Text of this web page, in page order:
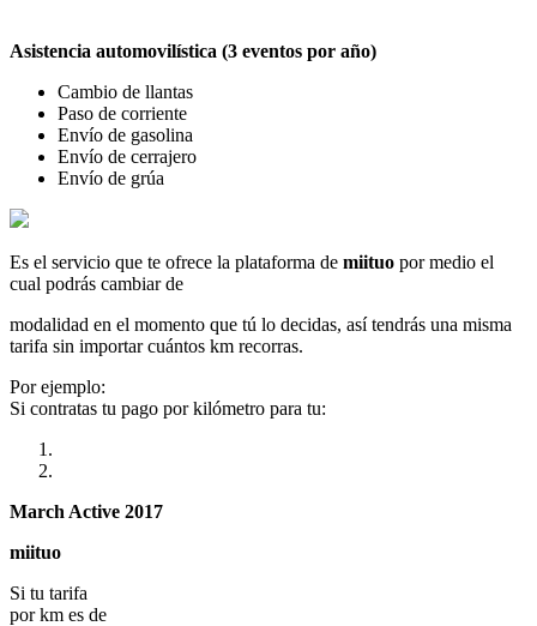
Asistencia automovilística (3 eventos por año)
Cambio de llantas
Paso de corriente
Envío de gasolina
Envío de cerrajero
Envío de grúa
Es el servicio que te ofrece la plataforma de miituo por medio el
cual podrás cambiar de
modalidad en el momento que tú lo decidas, así tendrás una misma
tarifa sin importar cuántos km recorras.
Por ejemplo:
Si contratas tu pago por kilómetro para tu:
March Active 2017
miituo
Si tu tarifa
por km es de